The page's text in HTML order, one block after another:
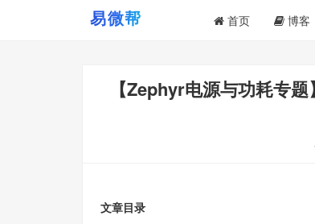
首页 博客
【Zephyr电源与功耗专
文章目录